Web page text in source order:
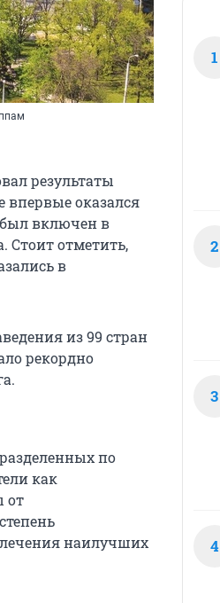
результаты
впервые оказался
был включен в
Стоит отметить,
в
из 99 стран
рекордно
по
как
от
наилучших
1
2
3
4